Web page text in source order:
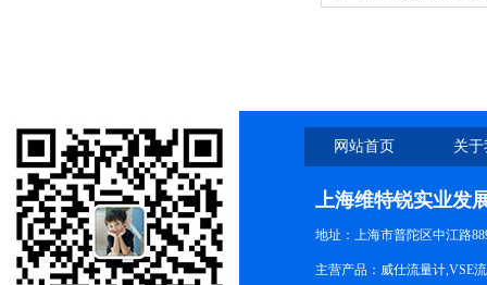
网站首页 关
上海维特锐实业发
地址：上海市普陀区中江路
主营产品：威仕流量计,VSE